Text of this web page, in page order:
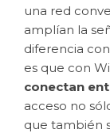
una red
amplían la
diferencia
es que con
conectan
acceso no
que también